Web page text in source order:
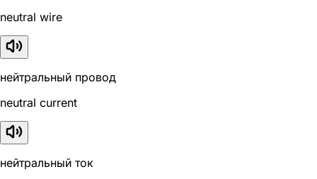
neutral wire
нейтральный провод
neutral current
нейтральный ток